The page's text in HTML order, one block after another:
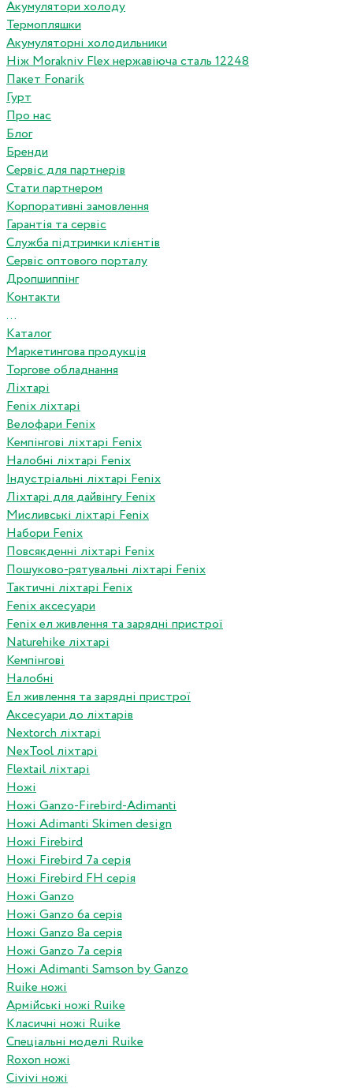
Акумулятори холоду
Термопляшки
Акумуляторні холодильники
Ніж Morakniv Flex нержавіюча сталь 12248
Пакет Fonarik
Гурт
Про нас
Блог
Бренди
Сервіс для партнерів
Стати партнером
Корпоративні замовлення
Гарантія та сервіс
Служба підтримки клієнтів
Сервіс оптового порталу
Дропшиппінг
Контакти
...
Каталог
Маркетингова продукція
Торгове обладнання
Ліхтарі
Fenix ліхтарі
Велофари Fenix
Кемпінгові ліхтарі Fenix
Налобні ліхтарі Fenix
Індустріальні ліхтарі Fenix
Ліхтарі для дайвінгу Fenix
Мисливські ліхтарі Fenix
Набори Fenix
Повсякденні ліхтарі Fenix
Пошуково-рятувальні ліхтарі Fenix
Тактичні ліхтарі Fenix
Fenix аксесуари
Fenix ел живлення та зарядні пристрої
Naturehike ліхтарі
Кемпінгові
Налобні
Ел живлення та зарядні пристрої
Аксесуари до ліхтарів
Nextorch ліхтарі
NexTool ліхтарі
Flextail ліхтарі
Ножі
Ножі Ganzo-Firebird-Adimanti
Ножі Adimanti Skimen design
Ножі Firebird
Ножі Firebird 7а серія
Ножі Firebird FH серія
Ножі Ganzo
Ножі Ganzo 6а серія
Ножі Ganzo 8а серія
Ножі Ganzo 7а серія
Ножі Adimanti Samson by Ganzo
Ruike ножі
Армійські ножі Ruike
Класичні ножі Ruike
Спеціальні моделі Ruike
Roxon ножi
Civivi ножі